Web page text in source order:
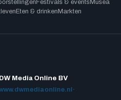
Festivals & events Musea
Eten & drinken Markten
Media Online BV
·